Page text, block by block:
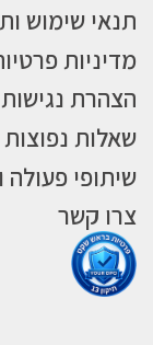
תנאי שימוש
מדיניות
הצהרת נגישות
שאלות נפוצות
שיתופי
צרו קשר